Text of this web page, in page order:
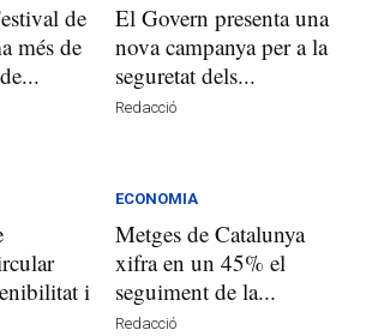
de
més de
El Govern presenta una
nova campanya per a la
seguretat dels...
Redacció
i
ECONOMIA
Metges de Catalunya
xifra en un 45% el
seguiment de la...
Redacció